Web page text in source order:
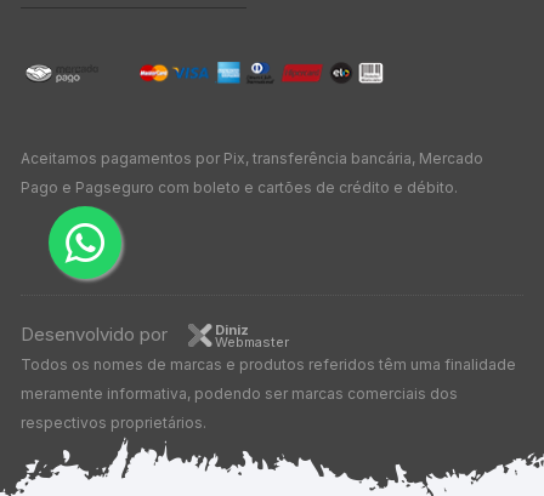
Aceitamos pagamentos por Pix, transferência bancária, Mercado
Pago e Pagseguro com boleto e cartões de crédito e débito.
Desenvolvido por Diniz
Webmaster
Todos os nomes de marcas e produtos referidos têm uma finalidade
meramente informativa, podendo ser marcas comerciais dos
respectivos proprietários.